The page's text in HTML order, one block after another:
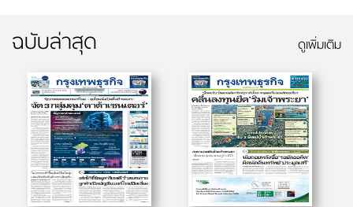
ฉบับล่าสุด ดูเพิ่มเติม